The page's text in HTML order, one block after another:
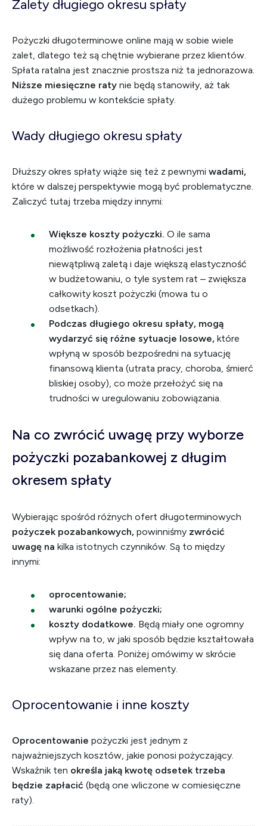
Zalety długiego okresu spłaty
Pożyczki długoterminowe online mają w sobie wiele
zalet, dlatego też są chętnie wybierane przez klientów.
Spłata ratalna jest znacznie prostsza niż ta jednorazowa.
Niższe miesięczne raty nie będą stanowiły, aż tak
dużego problemu w kontekście spłaty.
Wady długiego okresu spłaty
Dłuższy okres spłaty wiąże się też z pewnymi wadami,
które w dalszej perspektywie mogą być problematyczne.
Zaliczyć tutaj trzeba między innymi:
Większe koszty pożyczki. O ile sama
możliwość rozłożenia płatności jest
niewątpliwą zaletą i daje większą elastyczność
w budżetowaniu, o tyle system rat – zwiększa
całkowity koszt pożyczki (mowa tu o
odsetkach).
Podczas długiego okresu spłaty, mogą
wydarzyć się różne sytuacje losowe, które
wpłyną w sposób bezpośredni na sytuację
finansową klienta (utrata pracy, choroba, śmierć
bliskiej osoby), co może przełożyć się na
trudności w uregulowaniu zobowiązania.
Na co zwrócić uwagę przy wyborze
pożyczki pozabankowej z długim
okresem spłaty
Wybierając spośród różnych ofert długoterminowych
pożyczek pozabankowych, powinniśmy zwrócić
uwagę na kilka istotnych czynników. Są to między
innymi:
oprocentowanie;
warunki ogólne pożyczki;
koszty dodatkowe. Będą miały one ogromny
wpływ na to, w jaki sposób będzie kształtowała
się dana oferta. Poniżej omówimy w skrócie
wskazane przez nas elementy.
Oprocentowanie i inne koszty
Oprocentowanie pożyczki jest jednym z
najważniejszych kosztów, jakie ponosi pożyczający.
Wskaźnik ten określa jaką kwotę odsetek trzeba
będzie zapłacić (będą one wliczone w comiesięczne
raty).